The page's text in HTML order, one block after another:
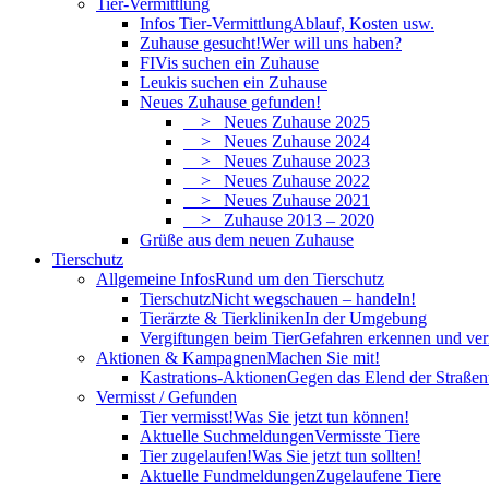
Tier-Vermittlung
Infos Tier-VermittlungAblauf, Kosten usw.
Zuhause gesucht!Wer will uns haben?
FIVis suchen ein Zuhause
Leukis suchen ein Zuhause
Neues Zuhause gefunden!
> Neues Zuhause 2025
> Neues Zuhause 2024
> Neues Zuhause 2023
> Neues Zuhause 2022
> Neues Zuhause 2021
> Zuhause 2013 – 2020
Grüße aus dem neuen Zuhause
Tierschutz
Allgemeine InfosRund um den Tierschutz
TierschutzNicht wegschauen – handeln!
Tierärzte & TierklinikenIn der Umgebung
Vergiftungen beim TierGefahren erkennen und
Aktionen & KampagnenMachen Sie mit!
Kastrations-AktionenGegen das Elend der
Vermisst / Gefunden
Tier vermisst!Was Sie jetzt tun können!
Aktuelle SuchmeldungenVermisste Tiere
Tier zugelaufen!Was Sie jetzt tun sollten!
Aktuelle FundmeldungenZugelaufene Tiere